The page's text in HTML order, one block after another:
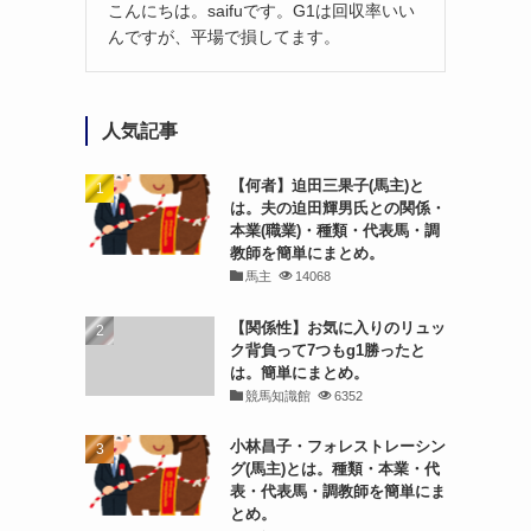
こんにちは。saifuです。G1は回収率いい
んですが、平場で損してます。
人気記事
【何者】迫田三果子(馬主)と
は。夫の迫田輝男氏との関係・
本業(職業)・種類・代表馬・調
教師を簡単にまとめ。
馬主 14068
【関係性】お気に入りのリュッ
ク背負って7つもg1勝ったと
は。簡単にまとめ。
競馬知識館 6352
小林昌子・フォレストレーシン
グ(馬主)とは。種類・本業・代
表・代表馬・調教師を簡単にま
とめ。